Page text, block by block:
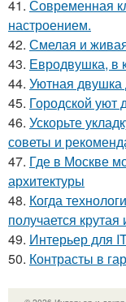
41. Современная
настроением.
42. Смелая и
43. Евродвушка, в
44. Уютная двушка
45. Городской уют
46. Ускорьте
советы и
47. Где в Москве
архитектуры
48. Когда
получается крутая
49. Интерьер для
50. Контрасты в